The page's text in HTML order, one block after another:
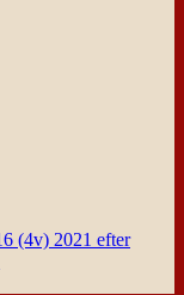
(4v) 2021 efter